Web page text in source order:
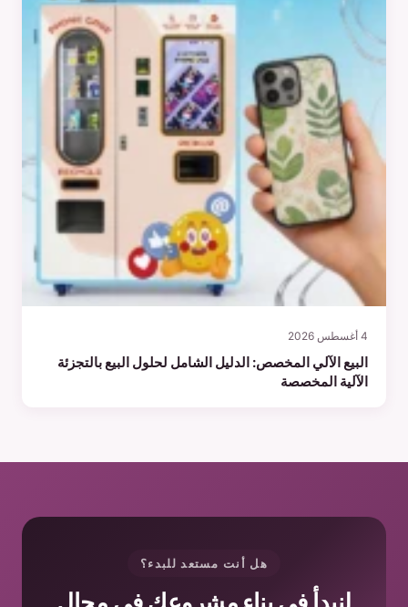
4 أغسطس 2026
البيع الآلي المخصص: الدليل الشامل لحلول البيع بالتجزئة
الآلية المخصصة
هل أنت مستعد للبدء؟